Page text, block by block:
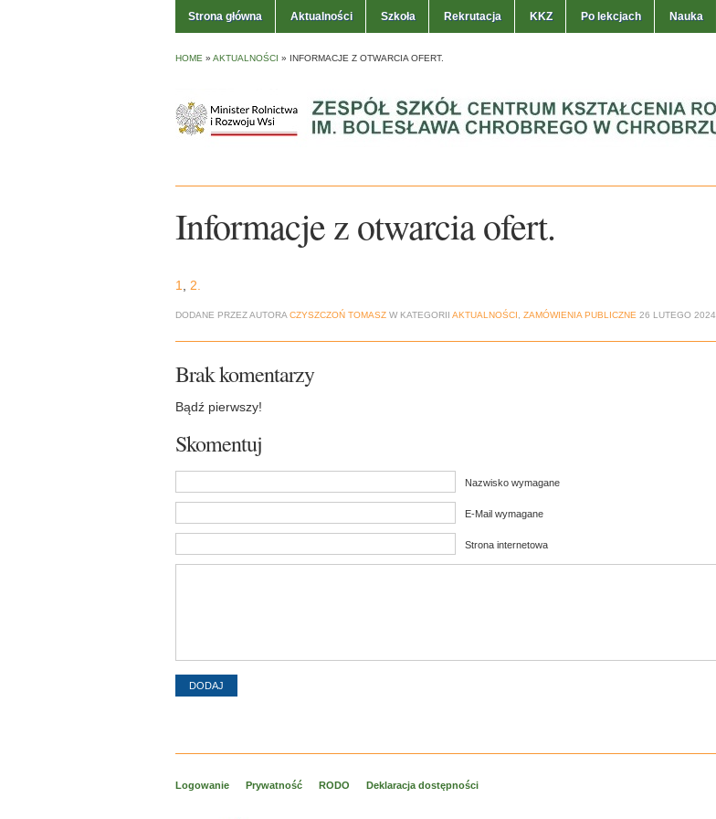
Strona główna Aktualności Szkoła Rekrutacja KKZ Po lekcjach Nauka
HOME » AKTUALNOŚCI » INFORMACJE Z OTWARCIA OFERT.
Informacje z otwarcia ofert.
1 2.
DODANE PRZEZ AUTORA CZYSZCZOŃ TOMASZ W KATEGORII AKTUALNOŚCI ZAMÓWIENIA PUBLICZNE 26 LUTEGO 2024
Brak komentarzy
Bądź pierwszy!
Skomentuj
Nazwisko wymagane
E-Mail wymagane
Strona internetowa
Logowanie Prywatność RODO Deklaracja dostępności